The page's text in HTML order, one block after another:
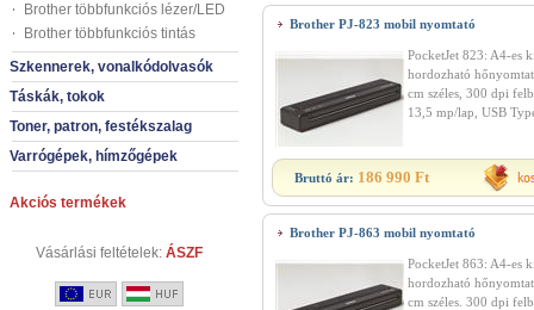
Brother többfunkciós lézer/LED
Brother többfunkciós tintás
Szkennerek, vonalkódolvasók
Táskák, tokok
Toner, patron, festékszalag
Varrógépek, hímzőgépek
Akciós termékek
Vásárlási feltételek: ÁSZF
Brother PJ-823 mobil nyomtató
PocketJet 823: A4-es
hordozható
cm széles, 300 dpi
13,5 mp/lap, USB
Bruttó ár: 186 990 Ft
Brother PJ-863 mobil nyomtató
PocketJet 863: A4-es
hordozható
cm széles. 300 dpi